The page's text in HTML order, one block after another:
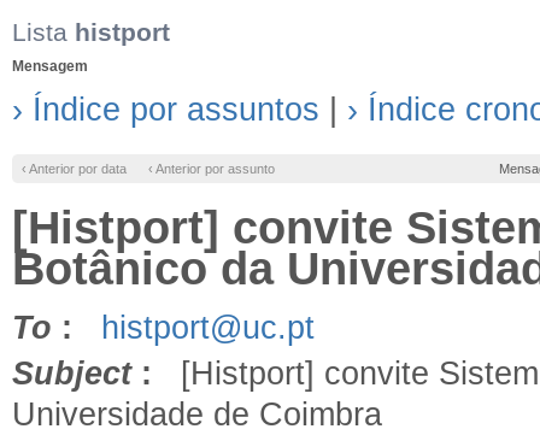
Lista histport
Mensagem
› Índice por assuntos › Índice
‹ Anterior por data ‹ Anterior por assunto
[Histport] convite
Botânico da
To :
histport@uc.pt
Subject: [Histport] convite
Universidade de Coimbra